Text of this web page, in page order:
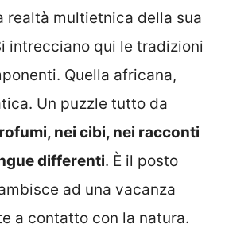
realtà multietnica della sua
intrecciano qui le tradizioni
Quella africana,
Un puzzle tutto da
nei cibi, nei racconti
differenti. È il posto
ad una vacanza
a contatto con la natura.